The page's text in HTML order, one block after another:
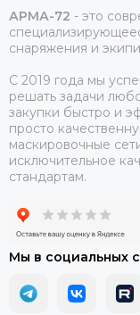
АРМА-72 - это
снаряжения и
С 2019 года мы
решать задачи
закупки быстро и
просто
маскировочные
исключительное
стандартам.
Мы в социальных